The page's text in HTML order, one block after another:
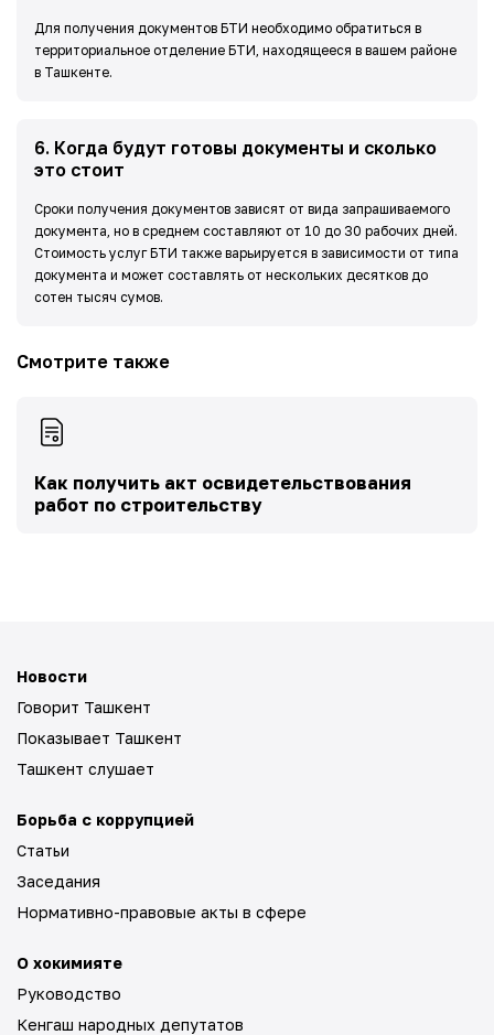
Для получения документов БТИ необходимо обратиться в
территориальное отделение БТИ, находящееся в вашем районе
в Ташкенте.
6. Когда будут готовы документы и сколько
это стоит
Сроки получения документов зависят от вида запрашиваемого
документа, но в среднем составляют от 10 до 30 рабочих дней.
Стоимость услуг БТИ также варьируется в зависимости от типа
документа и может составлять от нескольких десятков до
сотен тысяч сумов.
Смотрите также
Как получить акт освидетельствования
работ по строительству
Новости
Говорит Ташкент
Показывает Ташкент
Ташкент слушает
Борьба с коррупцией
Статьи
Заседания
Нормативно-правовые акты в сфере
О хокимияте
Руководство
Кенгаш народных депутатов